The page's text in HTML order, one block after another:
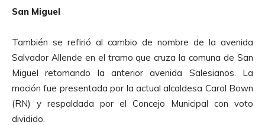
d
A
u
d
i
o
San Miguel
También se refirió al cambio de nombre de la avenida
Salvador Allende en el tramo que cruza la comuna de San
Miguel retomando la anterior avenida Salesianos. La
moción fue presentada por la actual alcaldesa Carol Bown
(RN) y respaldada por el Concejo Municipal con voto
dividido.